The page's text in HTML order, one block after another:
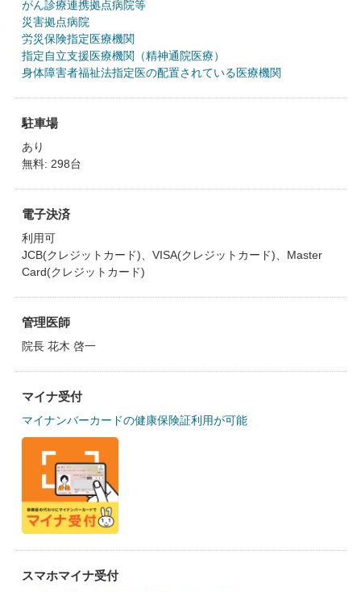
がん診療連携拠点病院等
災害拠点病院
労災保険指定医療機関
指定自立支援医療機関（精神通院医療）
身体障害者福祉法指定医の配置されている医療機関
駐車場
あり
無料: 298台
電子決済
利用可
JCB(クレジットカード)、VISA(クレジットカード)、Master
Card(クレジットカード)
管理医師
院長 花木 啓一
マイナ受付
マイナンバーカードの健康保険証利用が可能
スマホマイナ受付